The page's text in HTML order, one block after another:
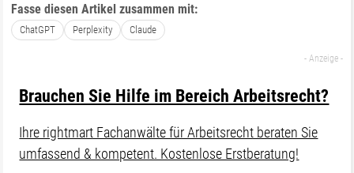
Fasse diesen Artikel zusammen mit:
ChatGPT Perplexity Claude
Brauchen Sie Hilfe im Bereich Arbeitsrecht?
Ihre rightmart Fachanwälte für Arbeitsrecht beraten Sie
umfassend & kompetent. Kostenlose Erstberatung!